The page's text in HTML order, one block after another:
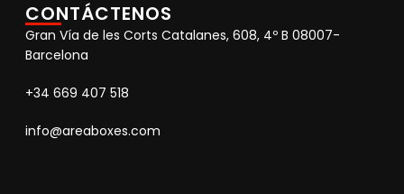
CONTÁCTENOS
Gran Vía de les Corts Catalanes, 608, 4º B 08007-
Barcelona
+34 669 407 518
info@areaboxes.com